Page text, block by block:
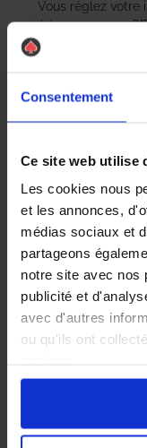
Consentement
Ce site web utilise
Les cookies nous
et les annonces,
médias sociaux et
partageons
notre site avec nos
publicité et
avec d'autres
ou qu'ils ont
Vous réglez votre
chèque, un reçu
Vous évaluez la
Vous recevez une
Nous
asiatiquespeut
pour les habitants.
bien-être des